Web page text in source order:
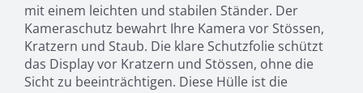
mit einem leichten und stabilen Ständer. Der
Kameraschutz bewahrt Ihre Kamera vor Stössen,
Kratzern und Staub. Die klare Schutzfolie schützt
das Display vor Kratzern und Stössen, ohne die
Sicht zu beeinträchtigen. Diese Hülle ist die